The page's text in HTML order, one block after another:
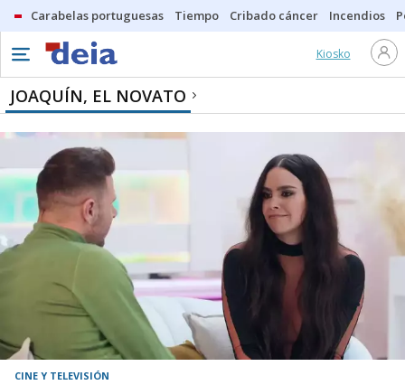
Carabelas portuguesas Tiempo Cribado cáncer Incendios
Kiosko
JOAQUÍN, EL NOVATO
CINE Y TELEVISIÓN